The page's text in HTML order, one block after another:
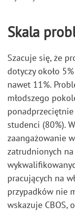
Skala
Szacuje się, że
dotyczy około
nawet 11%.
młodszego
studenci (80%).
zaangażowanie
zatrudnionych
pracujących na
przypadków nie
wskazuje CBOS,